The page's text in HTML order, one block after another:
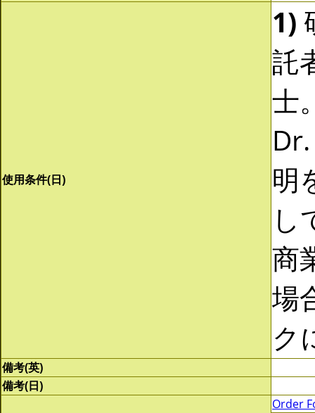
使用条件(日)
1)
託
士
明
し
商
場
ク
備考(英)
備考(日)
Order